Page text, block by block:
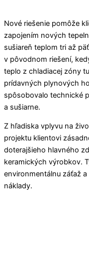
Nové riešenie pomôže
zapojením nových
sušiareň teplom tri až
v pôvodnom riešení,
teplo z chladiacej zóny
prídavných plynových
spôsobovalo technické
a sušiarne.
Z hľadiska vplyvu na
projektu klientovi
doterajšieho hlavného
keramických výrobkov.
environmentálnu záťaž
náklady.